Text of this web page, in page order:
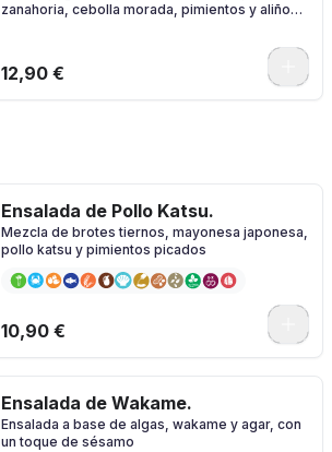
zanahoria, cebolla morada, pimientos y aliño
12,90 €
Ensalada de Pollo Katsu.
Mezcla de brotes tiernos, mayonesa japonesa,
pollo katsu y pimientos picados
10,90 €
Ensalada de Wakame.
Ensalada a base de algas, wakame y agar, con
un toque de sésamo